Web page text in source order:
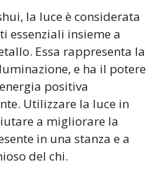
la luce è considerata
essenziali insieme a
Essa rappresenta la
e ha il potere
positiva
Utilizzare la luce in
a migliorare la
in una stanza e a
del chi.